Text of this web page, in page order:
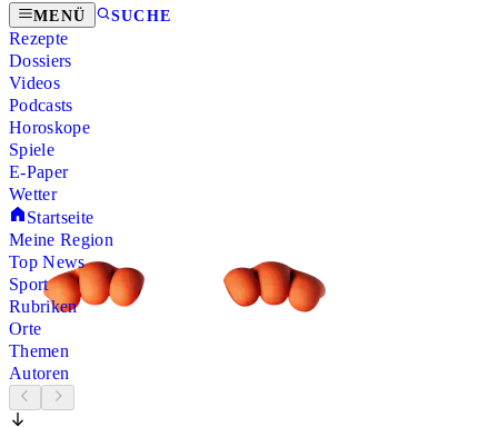
MENÜ SUCHE
Rezepte
Dossiers
Videos
Podcasts
Horoskope
Spiele
E-Paper
Wetter
Startseite
Meine Region
Top News
Sport
Rubriken
Orte
Themen
Autoren